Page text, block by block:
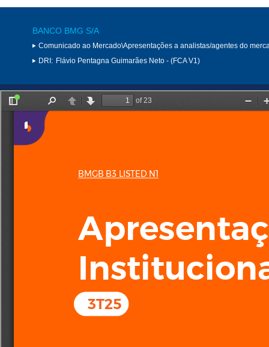
BANCO BMG S/A
Comunicado ao Mercado\Apresentações a analistas/agentes do
DRI: Flávio Pentagna Guimarães Neto - (FCA V1)